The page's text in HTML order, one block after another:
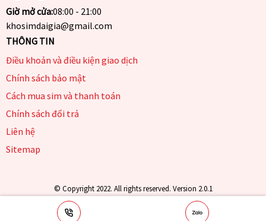
Giờ mở cửa:08:00 - 21:00
khosimdaigia@gmail.com
THÔNG TIN
Điều khoản và điều kiện giao dịch
Chính sách bảo mật
Cách mua sim và thanh toán
Chính sách đổi trả
Liên hệ
Sitemap
© Copyright 2022. All rights reserved. Version 2.0.1